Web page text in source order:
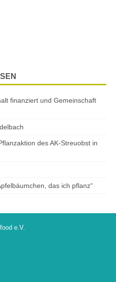
finanziert und Gemeinschaft
des AK-Streuobst in
das ich pflanz“
e.V.